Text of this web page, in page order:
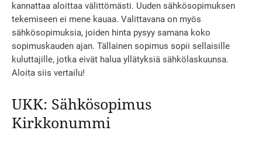
kannattaa aloittaa välittömästi. Uuden sähkösopimuksen
tekemiseen ei mene kauaa. Valittavana on myös
sähkösopimuksia, joiden hinta pysyy samana koko
sopimuskauden ajan. Tällainen sopimus sopii sellaisille
kuluttajille, jotka eivät halua yllätyksiä sähkölaskuunsa.
Aloita siis vertailu!
UKK: Sähkösopimus
Kirkkonummi